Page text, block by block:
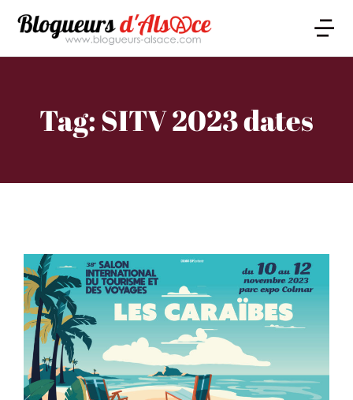
Tag: SITV 2023 dates